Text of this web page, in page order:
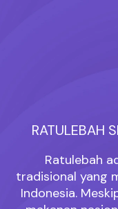
RATULEBAH
Ratulebah
tradisional yang
Indonesia.